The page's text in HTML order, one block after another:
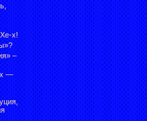
х!
–
—